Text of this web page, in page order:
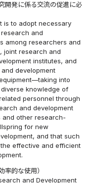
開発に係る交流の促進に必
is to adopt necessary
and
among researchers and
joint research and
institutes, and
development
into
knowledge of
personnel through
and development
and other research-
for new
and that such
effective and efficient
率的な使用）
and Development